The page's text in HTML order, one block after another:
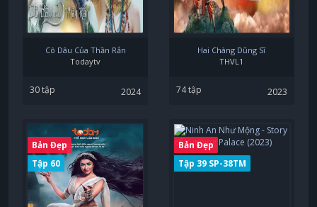
Cô Dâu Của Thần Rắn
Todaytv
30 tập 2024
Hai Chàng Dũng Sĩ
THVL1
74 tập 2023
Bản Đẹp
Tập 60
Bản Đẹp
Tập 39 SP-38TM